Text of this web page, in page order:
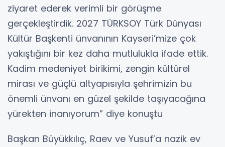
ziyaret ederek verimli bir görüşme
gerçekleştirdik. 2027 TÜRKSOY Türk Dünyası
Kültür Başkenti ünvanının Kayseri’mize çok
yakıştığını bir kez daha mutlulukla ifade ettik.
Kadim medeniyet birikimi, zengin kültürel
mirası ve güçlü altyapısıyla şehrimizin bu
önemli ünvanı en güzel şekilde taşıyacağına
yürekten inanıyorum” diye konuştu
Başkan Büyükkılıç, Raev ve Yusuf’a nazik ev